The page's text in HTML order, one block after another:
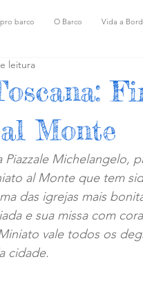
barco O Barco Vida a
Monte
leitura
Piazzale Michelangelo,
al Monte que tem
das igrejas mais
e sua missa com
vale todos os
cidade.